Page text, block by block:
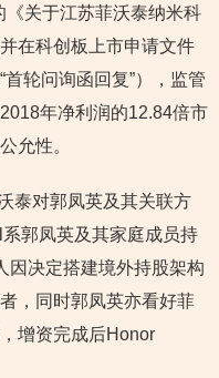
关于江苏菲沃泰纳米科
在科创板上市申请文件
轮问询函回复”），监管
年净利润的12.84倍市
允性。
泰对郭凤英及其关联方
郭凤英及其家庭成员持
因决定搭建境外持股架构
，同时郭凤英亦看好菲
增资完成后Honor